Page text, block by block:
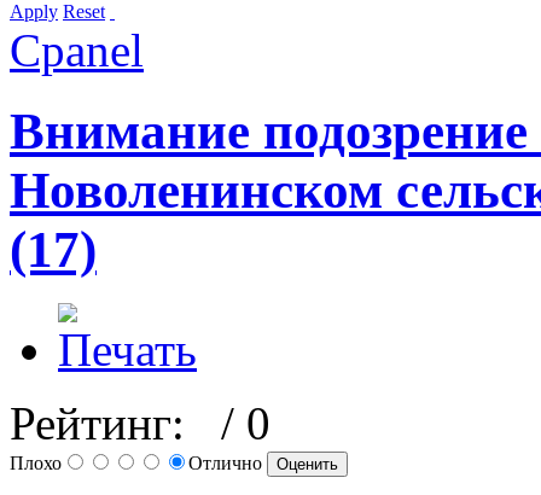
Apply Reset
Cpanel
Внимание подозрение
Новоленинском
(17)
Рейтинг: / 0
Плохо Отлично